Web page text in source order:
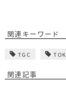
関連キーワード
TGC
関連記事